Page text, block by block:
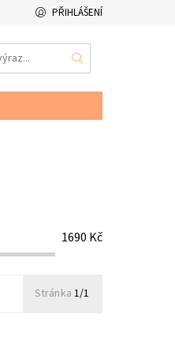
PŘIHLÁŠENÍ
1690 Kč
Stránka 1/1